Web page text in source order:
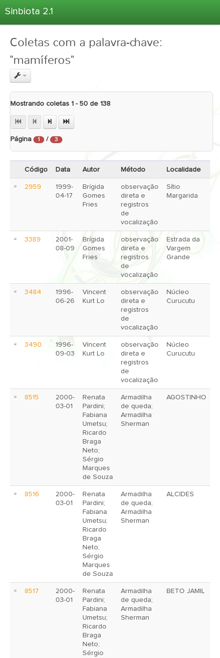
Sinbiota 2.1
Informações Ambientais
Coletas
Projetos
Unidades Depositárias
Atlas 2.1
Estatísticas
Login
Coletas com a palavra-chave:
"mamíferos"
Mostrando coletas 1 - 50 de 138
Página 1 / 3
Código Data Autor Método Localidade
2959
1999-
04-17
Brígida
Gomes
Fries
observação
direta e
registros
de
vocalização
Sítio
Margarida
3389
2001-
08-09
Brígida
Gomes
Fries
observação
direta e
registros
de
vocalização
Estrada da
Vargem
Grande
3484
1996-
06-26
Vincent
Kurt Lo
observação
direta e
registros
de
vocalização
Núcleo
Curucutu
3490
1996-
09-03
Vincent
Kurt Lo
observação
direta e
registros
de
vocalização
Núcleo
Curucutu
8515
2000-
03-01
Renata
Pardini;
Fabiana
Umetsu;
Ricardo
Braga
Neto;
Sérgio
Marques
de Souza
Armadilha
de queda;
Armadilha
Sherman
AGOSTINHO
8516
2000-
03-01
Renata
Pardini;
Fabiana
Umetsu;
Ricardo
Braga
Neto;
Sérgio
Marques
de Souza
Armadilha
de queda;
Armadilha
Sherman
ALCIDES
8517
2000-
03-01
Renata
Pardini;
Fabiana
Umetsu;
Ricardo
Braga
Neto;
Sérgio
Armadilha
de queda;
Armadilha
Sherman
BETO JAMIL